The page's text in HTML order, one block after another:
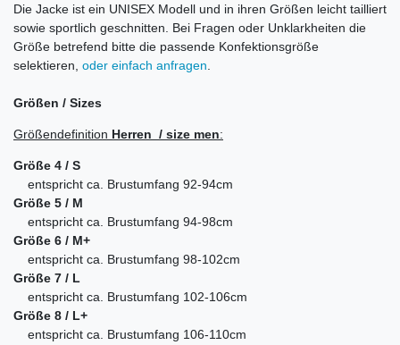
Die Jacke ist ein UNISEX Modell und in ihren Größen leicht tailliert
sowie sportlich geschnitten. Bei Fragen oder Unklarkheiten die
Größe betrefend bitte die passende Konfektionsgröße
selektieren, oder einfach anfragen.
Größen / Sizes
Größendefinition Herren / size men:
Größe 4 / S
entspricht ca. Brustumfang 92-94cm
Größe 5 / M
entspricht ca. Brustumfang 94-98cm
Größe 6 / M+
entspricht ca. Brustumfang 98-102cm
Größe 7 / L
entspricht ca. Brustumfang 102-106cm
Größe 8 / L+
entspricht ca. Brustumfang 106-110cm